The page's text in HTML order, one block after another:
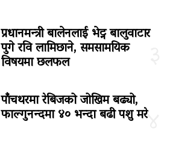
प्रधानमन्त्री बालेनलाई भेट्न बालुवाटार
पुगे रवि लामिछाने, समसामयिक
विषयमा छलफल
४
पाँचथरमा रेबिजको जोखिम बढ्यो,
फाल्गुनन्दमा ४० भन्दा बढी पशु मरे